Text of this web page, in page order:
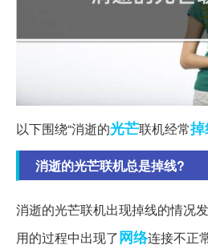
以下围绕“消逝的光芒联机经常
消逝的光芒联机总是掉线?
消逝的光芒联机出现掉线的情况
用的过程中出现了网络连接不正